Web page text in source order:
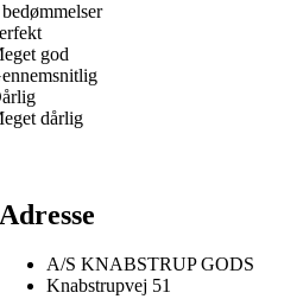
god
dårlig
Adresse
A/S KNABSTRUP GODS
Knabstrupvej 51